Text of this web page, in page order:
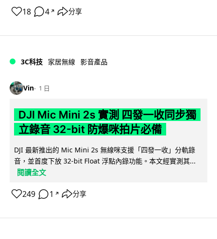
18 4 ↗ 分享
3C科技 家居無線 影音產品
Vin 1 日
DJI Mic Mini 2s 實測 四發一收同步獨
立錄音 32-bit 防爆咪拍片必備
DJI 最新推出的 Mic Mini 2s 無線咪支援「四發一收」分軌錄
音，並首度下放 32-bit Float 浮點內錄功能。本文經實測其...
閱讀全文
249 1 ↗ 分享